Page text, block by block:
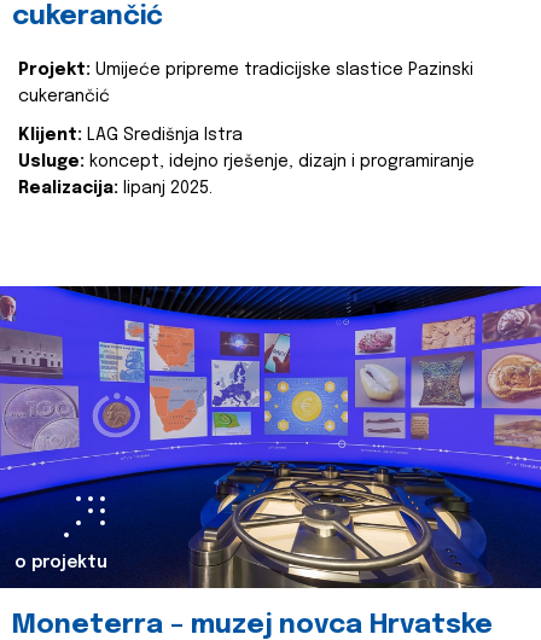
cukerančić
Projekt: Umijeće pripreme tradicijske slastice Pazinski
cukerančić
Klijent: LAG Središnja Istra
Usluge: koncept, idejno rješenje, dizajn i programiranje
Realizacija: lipanj 2025.
o projektu
Moneterra – muzej novca Hrvatske